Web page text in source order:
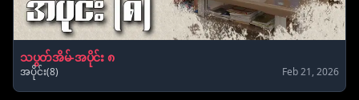
သပွတ်အိမ်-အပိုင်း ၈
အပိုင်း(8) Feb 21, 2026